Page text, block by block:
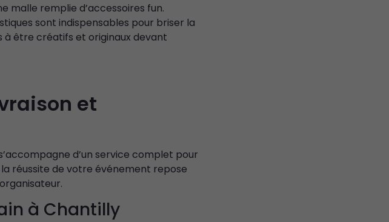
malle remplie d’accessoires fun.
sont indispensables pour briser la
être créatifs et originaux devant
et
d’un service complet pour
réussite de votre événement repose
à Chantilly